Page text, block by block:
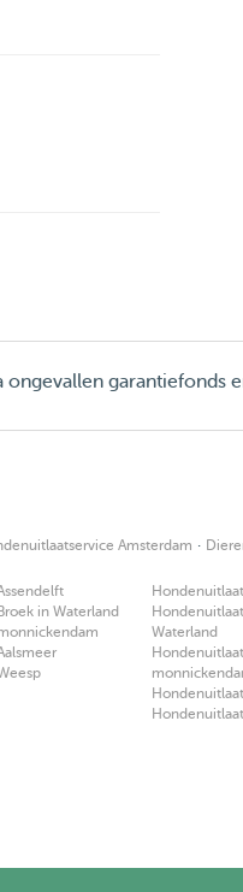
garantiefonds
Amsterdam ·
in Waterland
Waterland